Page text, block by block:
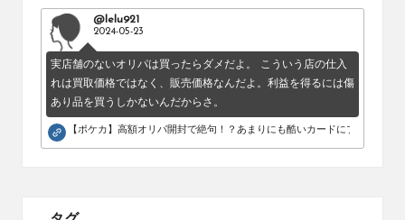
@lelu921
2024-05-23
実店舗のないオリパは買ったらダメだよ。 こういう店の仕入
れは買取価格ではなく、販売価格なんだよ。利益を得るには傷
あり品を買うしかないんだからさ。
【ポケカ】高額オリパ開封で絶句！？あまりにも酷いカードにブチギレ。